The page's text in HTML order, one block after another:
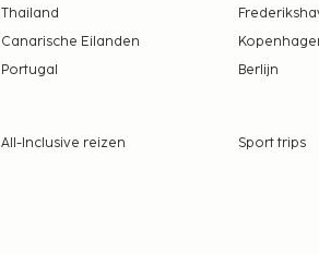
Thailand
Canarische Eilanden
Portugal
Berlijn
All-Inclusive reizen Sport trips